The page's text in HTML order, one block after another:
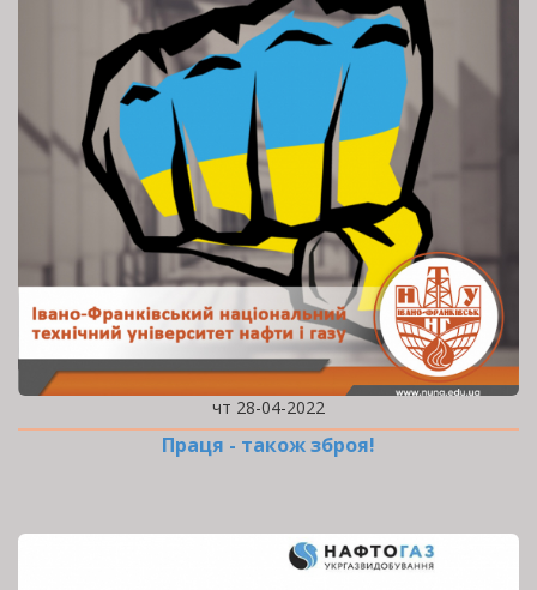
чт 28-04-2022
Праця - також зброя!